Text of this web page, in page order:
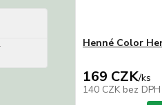
Henné Color
169 CZK/ks
140 CZK bez DPH